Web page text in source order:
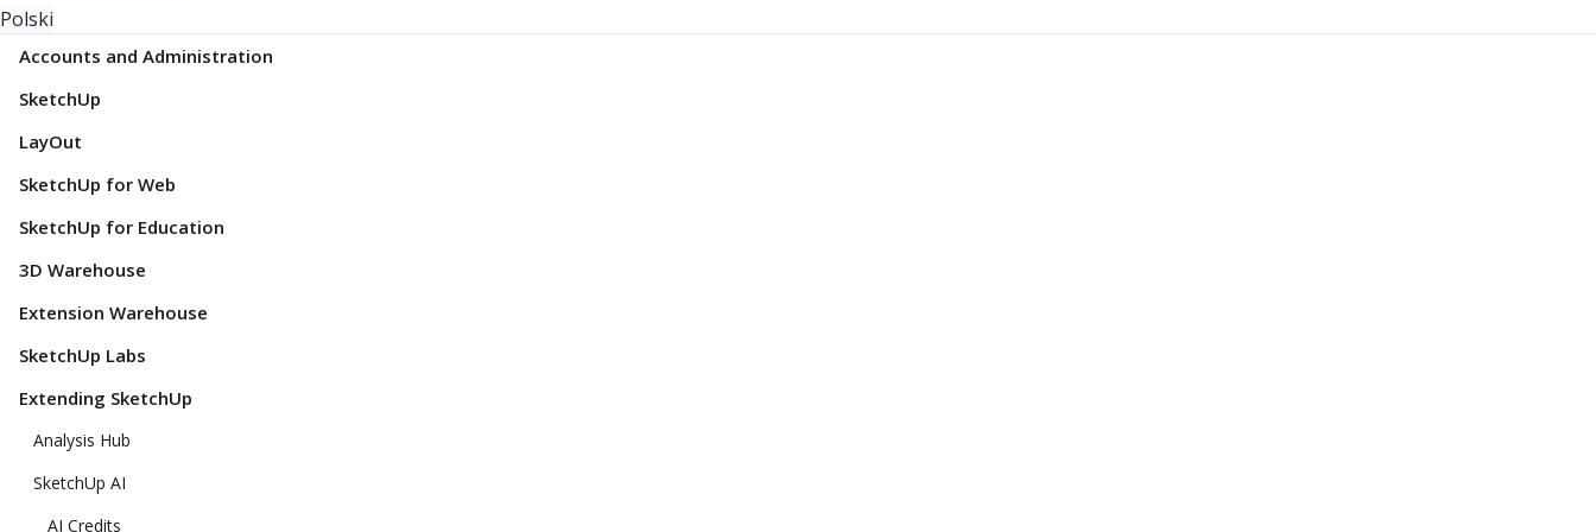
Polski
Accounts and Administration
SketchUp
LayOut
SketchUp for Web
SketchUp for Education
3D Warehouse
Extension Warehouse
SketchUp Labs
Extending SketchUp
Analysis Hub
SketchUp AI
AI Credits